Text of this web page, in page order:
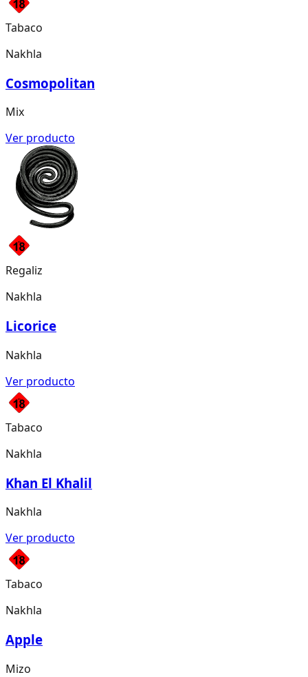
Tabaco
Nakhla
Cosmopolitan
Mix
Ver producto
Regaliz
Nakhla
Licorice
Nakhla
Ver producto
Tabaco
Nakhla
Khan El Khalil
Nakhla
Ver producto
Tabaco
Nakhla
Apple
Mizo